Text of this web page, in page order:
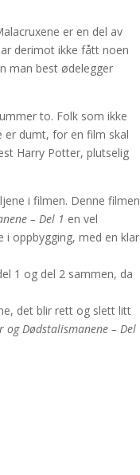
er en del av
derimot ikke fått noen
man best ødelegger
to. Folk som ikke
er dumt, for en film skal
Harry Potter, plutselig
i filmen. Denne filmen
– Del 1 en vel
oppbygging, med en klar
1 og del 2 sammen, da
det blir rett og slett litt
og Dødstalismanene – Del